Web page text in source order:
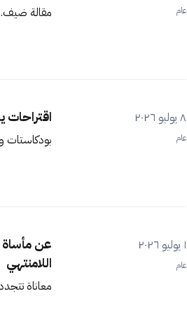
عام مقالة ضيف.
٨ يوليو ٢٠٢٦
عام
اقتراحات
بودكاستات
١ يوليو ٢٠٢٦
عام
عن مأساة
اللامنتهي
معاناة